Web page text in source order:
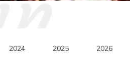
2024 2025 2026